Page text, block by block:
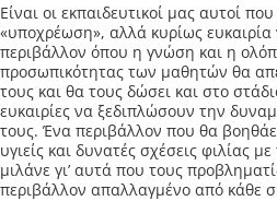
Είναι οι εκπαιδευτικοί μας αυτοί
«υποχρέωση», αλλά κυρίως
περιβάλλον όπου η γνώση και η
προσωπικότητας των μαθητών θα
τους και θα τους δώσει και στο
ευκαιρίες να ξεδιπλώσουν την
τους. Ένα περιβάλλον που θα
υγιείς και δυνατές σχέσεις φιλίας
μιλάνε γι’ αυτά που τους
περιβάλλον απαλλαγμένο από κάθε